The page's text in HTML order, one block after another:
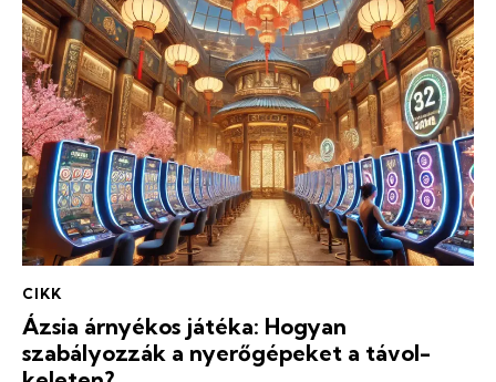
CIKK
Ázsia árnyékos játéka: Hogyan
szabályozzák a nyerőgépeket a távol-